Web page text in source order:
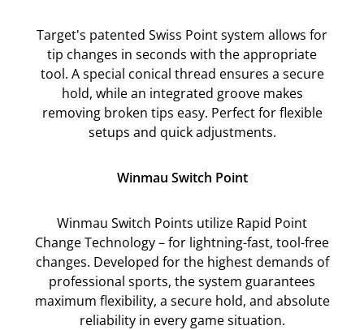
Target's patented Swiss Point system allows for
tip changes in seconds with the appropriate
tool. A special conical thread ensures a secure
hold, while an integrated groove makes
removing broken tips easy. Perfect for flexible
setups and quick adjustments.
Winmau Switch Point
Winmau Switch Points utilize Rapid Point
Change Technology – for lightning-fast, tool-free
changes. Developed for the highest demands of
professional sports, the system guarantees
maximum flexibility, a secure hold, and absolute
reliability in every game situation.